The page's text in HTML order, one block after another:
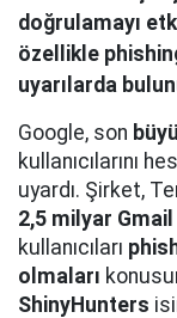
doğrulamayı
özellikle
uyarılarda
Google, son
kullanıcılarını
uyardı. Şirket,
2,5 milyar Gmail
kullanıcıları
olmaları
ShinyHunters